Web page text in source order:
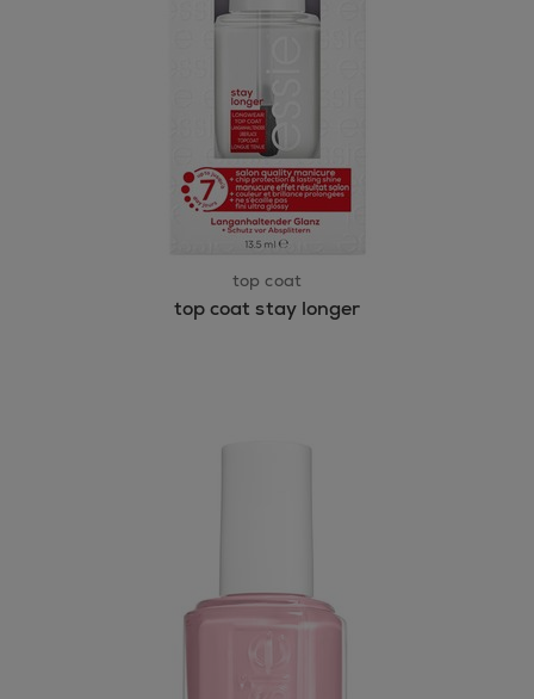
top coat
top coat stay longer